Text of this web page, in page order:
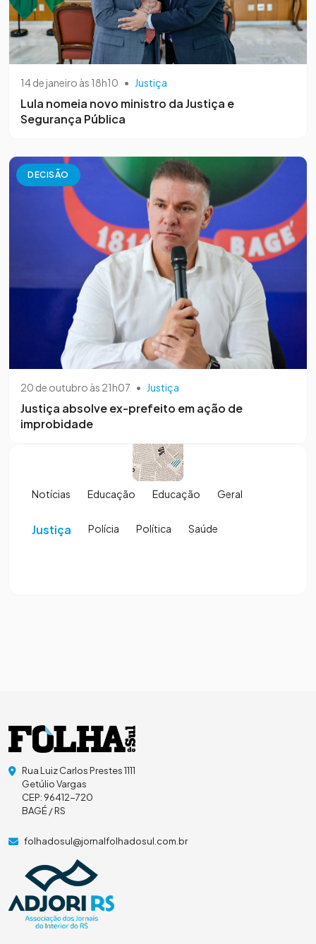
14 de janeiro às 18h10 • Justiça
Lula nomeia novo ministro da Justiça e
Segurança Pública
DECISÃO
20 de outubro às 21h07 • Justiça
Justiça absolve ex-prefeito em ação de
improbidade
Notícias Educação Educação Geral
Justiça Polícia Política Saúde
Rua Luiz Carlos Prestes 1111
Getúlio Vargas
CEP: 96412-720
BAGÉ / RS
folhadosul@jornalfolhadosul.com.br